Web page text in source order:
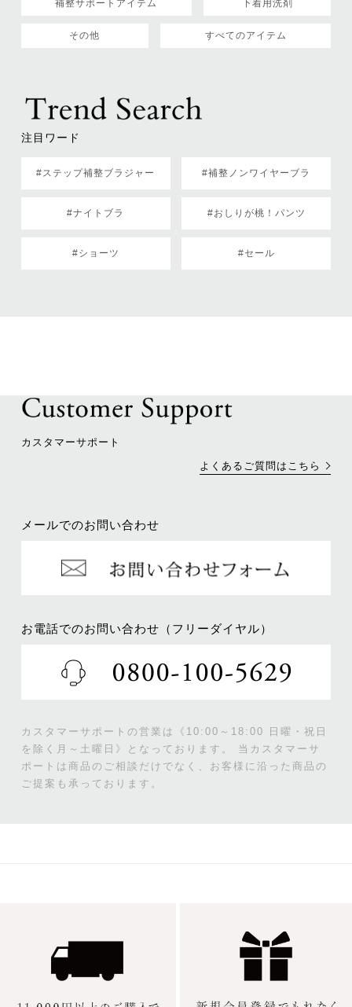
補整サポートアイテム 下着用洗剤
その他 すべてのアイテム
注目ワード
#ステップ補整ブラジャー #補整ノンワイヤーブラ
#ナイトブラ #おしりが桃！パンツ
#ショーツ #セール
カスタマーサポート
よくあるご質問はこちら
メールでのお問い合わせ
お電話でのお問い合わせ（フリーダイヤル）
カスタマーサポートの営業は《10:00～18:00 日曜・祝日
を除く月～土曜日》となっております。
当カスタマーサ
ポートは商品のご相談だけでなく、お客様に沿った商品の
ご提案も承っております。